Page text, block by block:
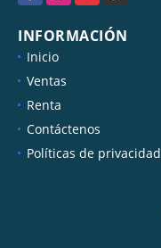
INFORMACIÓN
Inicio
Ventas
Renta
Contáctenos
Políticas de privacidad